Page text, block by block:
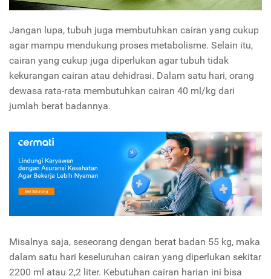
Jangan lupa, tubuh juga membutuhkan cairan yang cukup
agar mampu mendukung proses metabolisme. Selain itu,
cairan yang cukup juga diperlukan agar tubuh tidak
kekurangan cairan atau dehidrasi. Dalam satu hari, orang
dewasa rata-rata membutuhkan cairan 40 ml/kg dari
jumlah berat badannya.
Misalnya saja, seseorang dengan berat badan 55 kg, maka
dalam satu hari keseluruhan cairan yang diperlukan sekitar
2200 ml atau 2,2 liter. Kebutuhan cairan harian ini bisa